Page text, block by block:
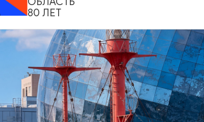
8-4012-64-77-37
cson-vita@mail.ru
Официальный сайт
80 ЛЕТ